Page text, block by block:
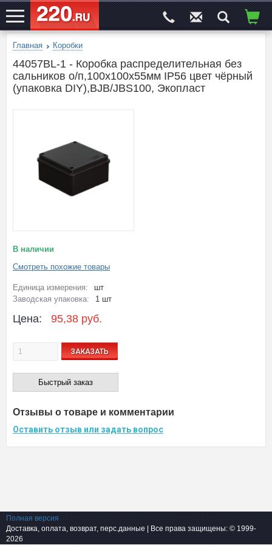
ЭЛЕКТРОСАЙТ№1
Главная Коробки
44057BL-1 - Коробка распределительная без
сальников о/п,100х100х55мм IP56 цвет чёрный
(упаковка DIY),BJB/JBS100, Экопласт
В наличии
Смотреть похожие товары
Единица измерения:
шт
Заводская упаковка:
1 шт
Цена: 95,38 руб.
ЗАКАЗАТЬ
Быстрый заказ
Отзывы о товаре и комментарии
Оставить отзыв или задать вопрос
Полная версия
Доставка, оплата, возврат, перс.данные | Все права защищены: © 1999-
2026